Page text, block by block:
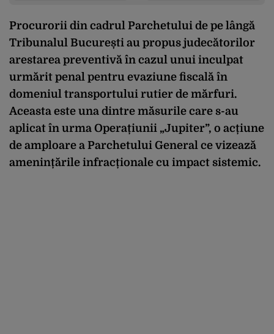
Procurorii din cadrul Parchetului de pe lângă
Tribunalul București au propus judecătorilor
arestarea preventivă în cazul unui inculpat
urmărit penal pentru evaziune fiscală în
domeniul transportului rutier de mărfuri.
Aceasta este una dintre măsurile care s-au
aplicat în urma Operațiunii „Jupiter”, o acțiune
de amploare a Parchetului General ce vizează
amenințările infracționale cu impact sistemic.